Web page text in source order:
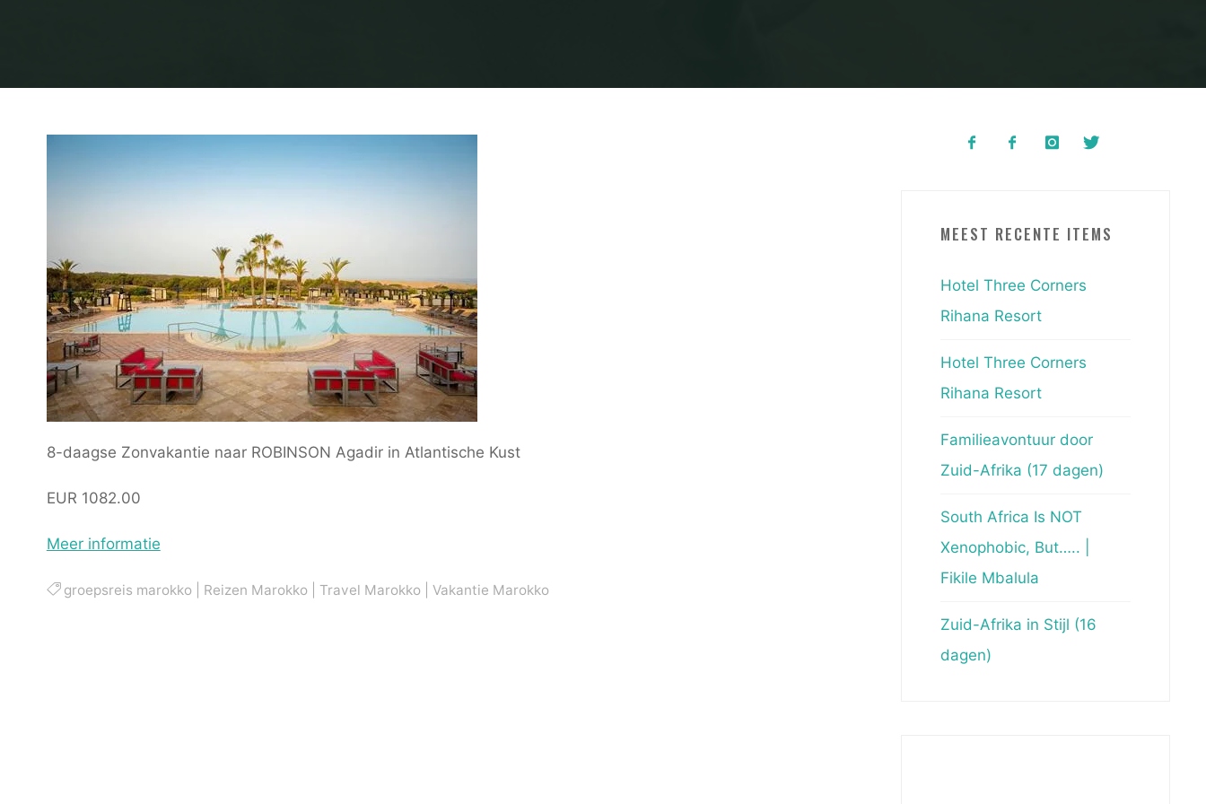
8-daagse Zonvakantie naar ROBINSON Agadir in Atlantische Kust
EUR 1082.00
Meer informatie
groepsreis marokko Reizen Marokko Travel Marokko Vakantie Marokko
MEEST RECENTE ITEMS
Hotel Three Corners
Rihana Resort
Hotel Three Corners
Rihana Resort
Familieavontuur door
Zuid-Afrika (17 dagen)
South Africa Is NOT
Xenophobic, But….. |
Fikile Mbalula
Zuid-Afrika in Stijl (16
dagen)